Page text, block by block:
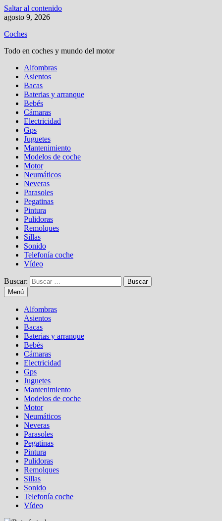
Saltar al contenido
agosto 9, 2026
Coches
Todo en coches y mundo del motor
Alfombras
Asientos
Bacas
Baterias y arranque
Bebés
Cámaras
Electricidad
Gps
Juguetes
Mantenimiento
Modelos de coche
Motor
Neumáticos
Neveras
Parasoles
Pegatinas
Pintura
Pulidoras
Remolques
Sillas
Sonido
Telefonía coche
Vídeo
Buscar:
Menú
Alfombras
Asientos
Bacas
Baterias y arranque
Bebés
Cámaras
Electricidad
Gps
Juguetes
Mantenimiento
Modelos de coche
Motor
Neumáticos
Neveras
Parasoles
Pegatinas
Pintura
Pulidoras
Remolques
Sillas
Sonido
Telefonía coche
Vídeo